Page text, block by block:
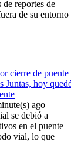
de reportes de
de su entorno
cierre de puente
Juntas, hoy
ago
se debió a
en el puente
vial, lo que